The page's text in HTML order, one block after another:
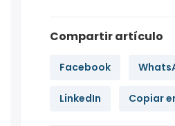
Compartir artículo
Facebook
LinkedIn Copiar